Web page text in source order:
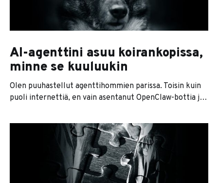
AI-agenttini asuu koirankopissa,
minne se kuuluukin
Olen puuhastellut agenttihommien parissa. Toisin kuin
puoli internettiä, en vain asentanut OpenClaw-bottia ja
jotain eri tavalla. Ensinnäkin otin OpenClaw'n
lähdekoodin ja rakensin sen tekoälyavusteisesti alusta
saakka uusiksi. Karsin sisällöstä sellaiset
toiminnallisuudet, joilla en nähnyt mitään arvoa. Sen
jälkeen olen lisäillyt